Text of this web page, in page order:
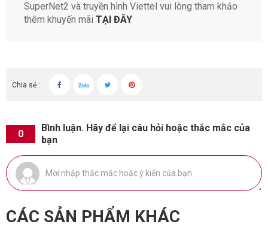
SuperNet2 và truyền hình Viettel vui lòng tham khảo
thêm khuyến mãi TẠI ĐÂY
Chia sẻ :
0
Bình luận. Hãy để lại câu hỏi hoặc thắc mắc của
bạn
CÁC SẢN PHẨM KHÁC